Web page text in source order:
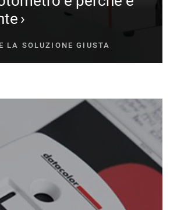
LA SOLUZIONE GIUSTA